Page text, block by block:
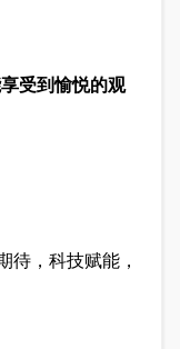
受到愉悦的观
待，科技赋能，